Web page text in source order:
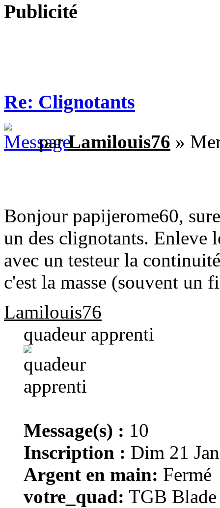
Publicité
Re: Clignotants
parLamilouis76 »
Bonjour papijerome60,
un des clignotants. Enleve
avec un testeur la
c'est la masse (souvent un
Lamilouis76
quadeur apprenti
Message(s) : 10
Inscription : Dim 21
Argent en main: Fermé
votre_quad: TGB